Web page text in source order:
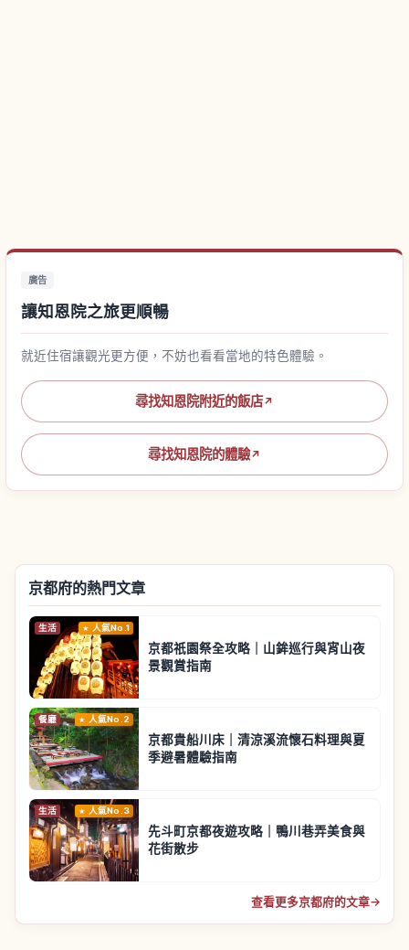
廣告
讓知恩院之旅更順暢
就近住宿讓觀光更方便，不妨也看看當地的特色體驗。
尋找知恩院附近的飯店↗
尋找知恩院的體驗↗
京都府的熱門文章
生活 人氣No.1
京都祇園祭全攻略｜山鉾巡行與宵山夜
景觀賞指南
餐廳 人氣No.2
京都貴船川床｜清涼溪流懷石料理與夏
季避暑體驗指南
生活 人氣No.3
先斗町京都夜遊攻略｜鴨川巷弄美食與
花街散步
查看更多京都府的文章→